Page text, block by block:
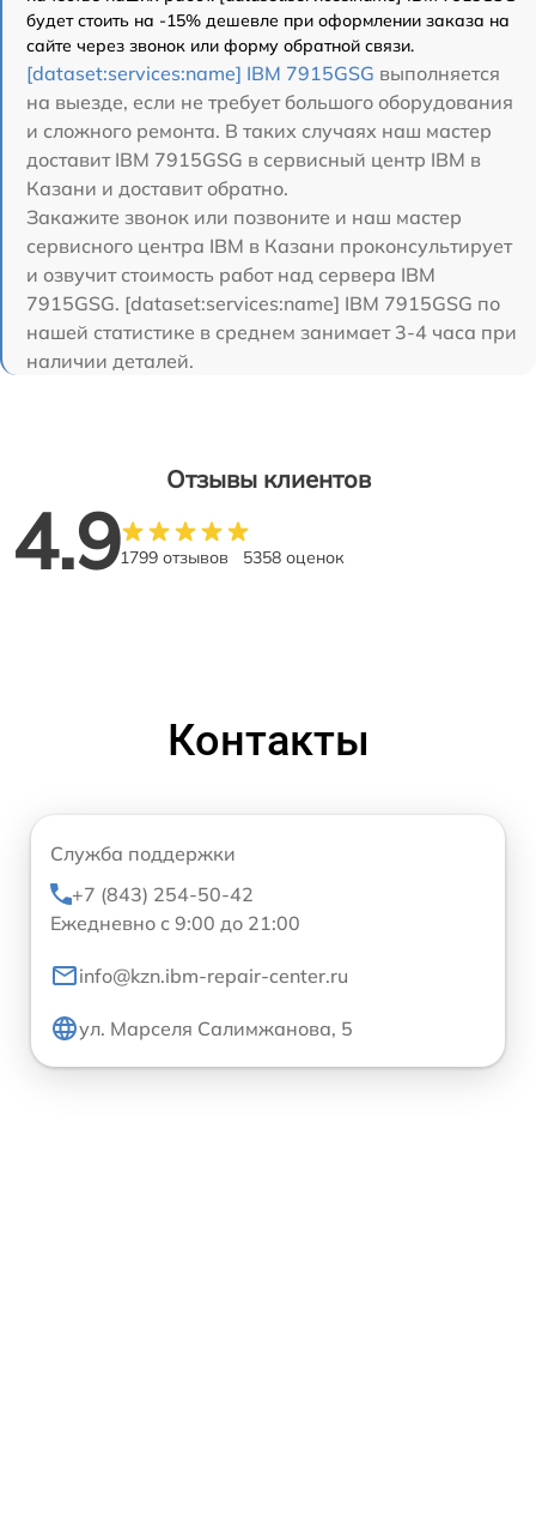
будет стоить на -15% дешевле при оформлении заказа на
сайте через звонок или форму обратной связи.
[dataset:services:name] IBM 7915GSG выполняется
на выезде, если не требует большого оборудования
и сложного ремонта. В таких случаях наш мастер
доставит IBM 7915GSG в сервисный центр IBM в
Казани и доставит обратно.
Закажите звонок или позвоните и наш мастер
сервисного центра IBM в Казани проконсультирует
и озвучит стоимость работ над сервера IBM
7915GSG. [dataset:services:name] IBM 7915GSG по
нашей статистике в среднем занимает 3-4 часа при
наличии деталей.
Отзывы клиентов
4.91799 отзывов 5358 оценок
Контакты
Служба поддержки
+7 (843) 254-50-42
Ежедневно с 9:00 до 21:00
info@kzn.ibm-repair-center.ru
ул. Марселя Салимжанова, 5